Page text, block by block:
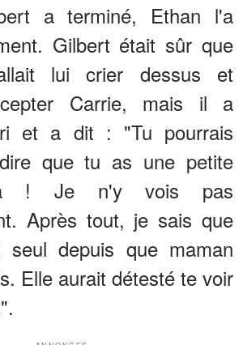
a terminé, Ethan l'a
Gilbert était sûr que
lui crier dessus et
Carrie, mais il a
et a dit : "Tu pourrais
que tu as une petite
! Je n'y vois pas
Après tout, je sais que
depuis que maman
Elle aurait détesté te voir